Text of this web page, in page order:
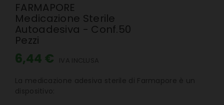
FARMAPORE
Medicazione Sterile
Autoadesiva - Conf.50
Pezzi
6,44 €